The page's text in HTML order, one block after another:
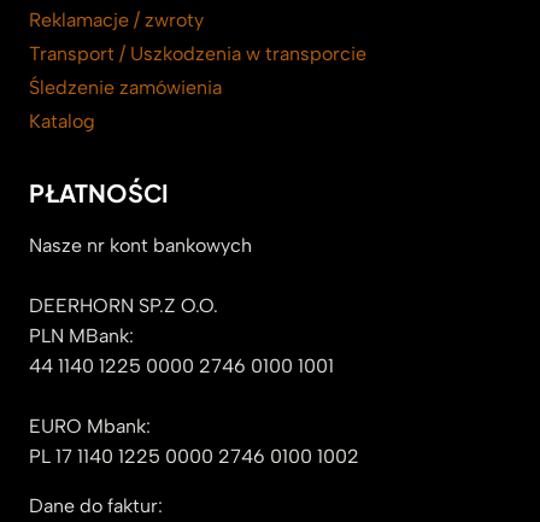
Reklamacje / zwroty
Transport / Uszkodzenia w transporcie
Śledzenie zamówienia
Katalog
PŁATNOŚCI
Nasze nr kont bankowych
DEERHORN SP.Z O.O.
PLN MBank:
44 1140 1225 0000 2746 0100 1001
EURO Mbank:
PL 17 1140 1225 0000 2746 0100 1002
Dane do faktur: